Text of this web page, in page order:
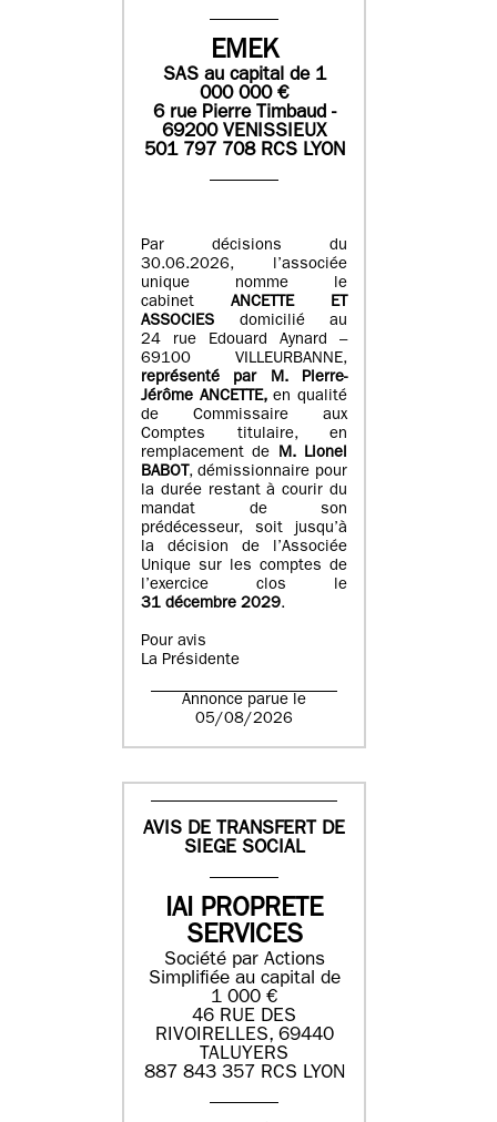
EMEK
SASau capital de 1
000 000€
6 rue Pierre Timbaud -
69200 VENISSIEUX
501 797 708 RCS LYON
Par décisions du
30.06.2026, l’associée
unique nomme le
cabinet ANCETTE ET
ASSOCIES
domicilié au
24 rue Edouard Aynard –
69100 VILLEURBANNE,
représenté par M.Pierre-
Jérôme ANCETTE, en qualité
de Commissaire aux
Comptes titulaire, en
remplacement de M.Lionel
BABOT , démissionnaire pour
la durée restant à courir du
mandat de son
prédécesseur, soit jusqu’à
la décision de l’Associée
Unique sur les comptes de
l’exercice clos le
31 décembre 2029.
Pour avis
La Présidente
Annonce parue le
05/08/2026
AVIS DE TRANSFERT DE
SIEGE SOCIAL
IAI PROPRETE
SERVICES
Société par Actions
Simplifiée au capital de
1 000 €
46 RUE DES
RIVOIRELLES, 69440
TALUYERS
887 843 357 RCS LYON